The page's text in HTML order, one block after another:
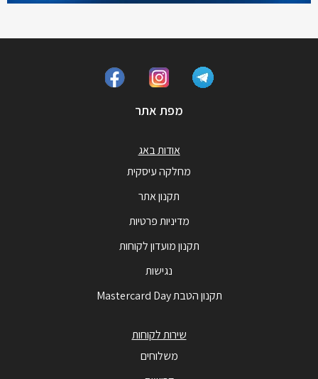
מפת אתר
אודות באג
מחלקה עיסקית
תקנון אתר
מדיניות פרטיות
תקנון מועדון לקוחות
נגישות
תקנון הטבת Mastercard Day
שירות לקוחות
משלוחים